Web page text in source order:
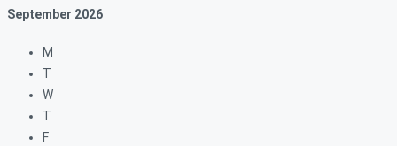
September 2026
M
T
W
T
F